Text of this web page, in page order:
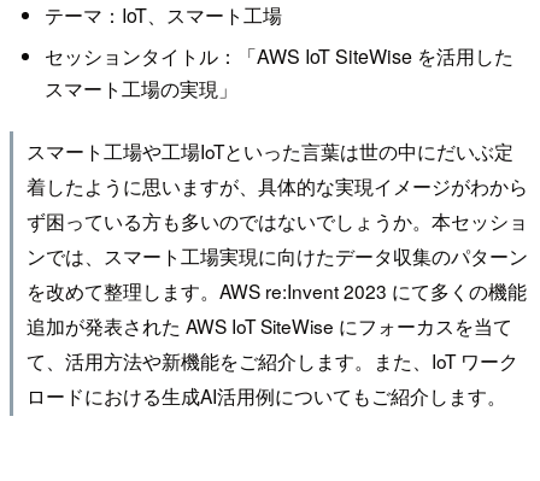
テーマ：IoT、スマート工場
セッションタイトル：「AWS IoT SiteWise を活用した
スマート工場の実現」
スマート工場や工場IoTといった言葉は世の中にだいぶ定
着したように思いますが、具体的な実現イメージがわから
ず困っている方も多いのではないでしょうか。本セッショ
ンでは、スマート工場実現に向けたデータ収集のパターン
を改めて整理します。AWS re:Invent 2023 にて多くの機能
追加が発表された AWS IoT SiteWise にフォーカスを当て
て、活用方法や新機能をご紹介します。また、IoT ワーク
ロードにおける生成AI活用例についてもご紹介します。